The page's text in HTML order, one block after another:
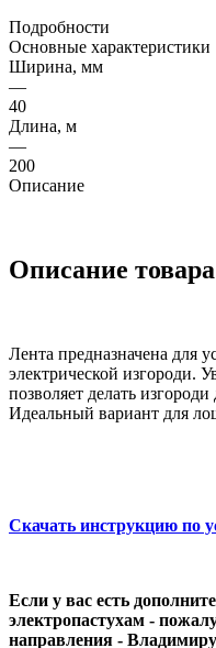
Подробности
Основные характеристики
Ширина, мм
—
40
Длина, м
—
200
Описание
Описание товара
Лента предназначена для
электрической изгороди.
позволяет делать
Идеальный вариант для
Скачать инструкцию по
Если у вас есть
электропастухам -
направления -